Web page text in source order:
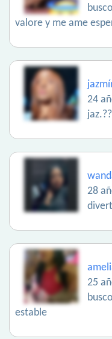
valore y me ame
24
jaz.??
28
25
estable